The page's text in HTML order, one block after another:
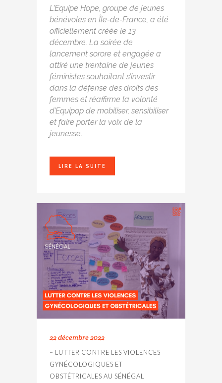
L’Equipe Hope, groupe de jeunes
bénévoles en Île-de-France, a été
officiellement créée le 13
décembre. La soirée de
lancement sorore et engagée a
attiré une trentaine de jeunes
féministes souhaitant s’investir
dans la défense des droits des
femmes et réaffirme la volonté
d’Equipop de mobiliser, sensibiliser
et faire porter la voix de la
jeunesse.
LIRE LA SUITE
22 décembre 2022
– LUTTER CONTRE LES VIOLENCES
GYNÉCOLOGIQUES ET
OBSTÉTRICALES AU SÉNÉGAL